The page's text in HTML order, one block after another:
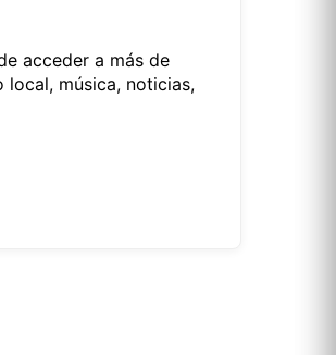
acceder a más de
local, música, noticias,